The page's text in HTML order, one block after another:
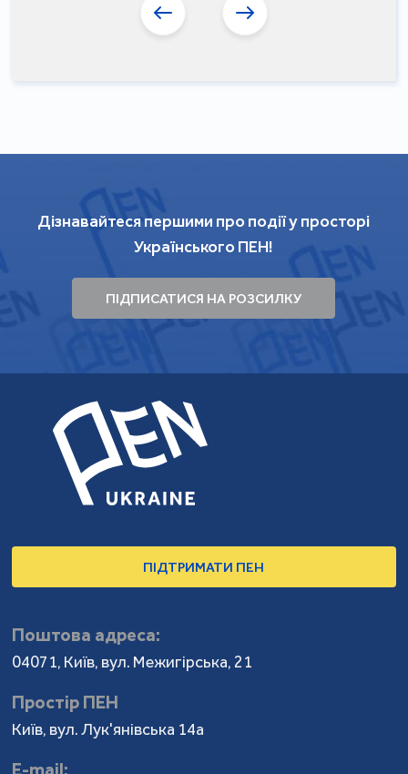
Дізнавайтеся першими про події у просторі
Українського ПЕН!
ПІДПИСАТИСЯ НА РОЗСИЛКУ
ПІДТРИМАТИ ПЕН
Поштова адреса:
04071, Київ, вул. Межигірська, 21
Простір ПЕН
Київ, вул. Лук'янівська 14а